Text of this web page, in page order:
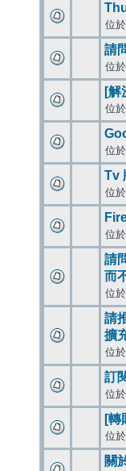
位於
請
位於
[解
位於
位於
Tv
位於
位於
請
而
位於
請
擴
位於
訂
位於
[轉
位於
關